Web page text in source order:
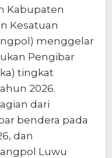
Kabupaten
Kesatuan
menggelar
Pengibar
tingkat
2026.
dari
bendera pada
dan
Luwu